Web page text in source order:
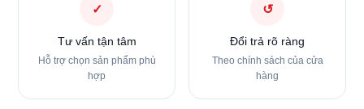
✓
Tư vấn tận tâm
Hỗ trợ chọn sản phẩm phù
hợp
↺
Đổi trả rõ ràng
Theo chính sách của cửa
hàng